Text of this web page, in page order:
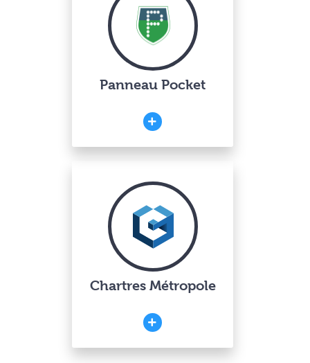
Panneau Pocket
Chartres Métropole